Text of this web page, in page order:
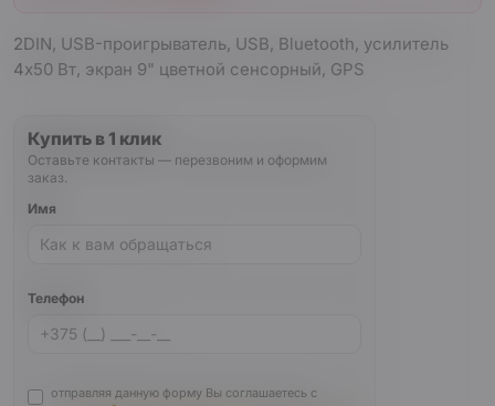
2DIN, USB-проигрыватель, USB, Bluetooth, усилитель
4x50 Вт, экран 9" цветной сенсорный, GPS
Купить в 1 клик
Оставьте контакты — перезвоним и оформим
заказ.
Имя
Телефон
отправляя данную форму Вы соглашаетесь с